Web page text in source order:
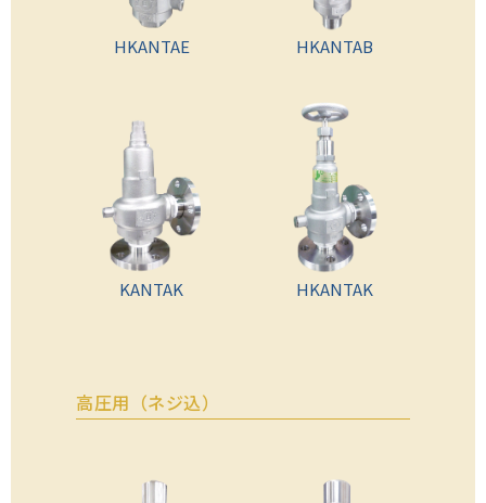
HKANTAE HKANTAB
KANTAK HKANTAK
高圧用（ネジ込）